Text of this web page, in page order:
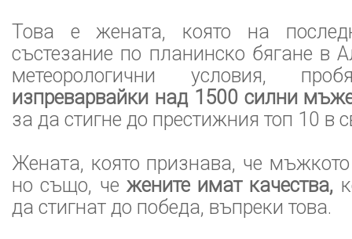
Това е жената, която на
състезание по планинско бягане в
метеорологични условия,
изпреварвайки над 1500 силни
за да стигне до престижния топ 10 в
Жената, която признава, че
но също, че жените имат качества,
да стигнат до победа, въпреки това.